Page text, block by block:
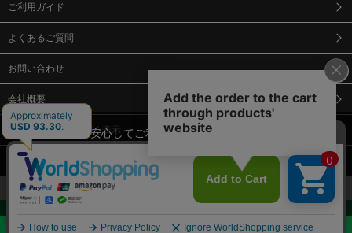
お見積・ご購入へ
9-点字マット・タイ
12-安全ベスト
13-誘導灯・誘導棒・
合図灯・手旗
14-ライフジャケット
ご利用ガイド
よくあるご質問
お問い合わせ
会社概要
特定商取引法に基づく表示
個人情報保護方針
Copyright© 2018 Sendaimeiban All Rights Reserved.
当サイトでは、安心してご利用いただくため（なりすまし防止
等）、またサイトの利便性向上のため、クッキー(Cookie)を使用
しています。 サイトのクッキー(Cookie)の使用に関しては、「プ
ライバシーポリシー」をお読みください。